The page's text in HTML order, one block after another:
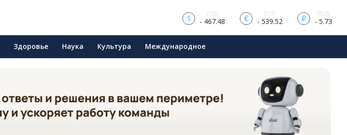
USD
- 467.48
EUR
- 539.52
RUB
- 5.73
Здоровье Наука Культура Международное